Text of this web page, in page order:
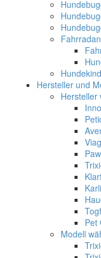
Hersteller und
Hersteller
Pet
Modell